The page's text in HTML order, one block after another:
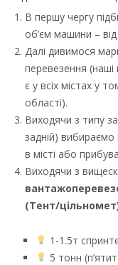
В першу чергу
об’єм машини –
Далі дивимося
перевезення
є у всіх містах у
області).
Виходячи з типу
задній)
в місті або
Виходячи з
(Тент/
1-1.5т
5 тонн